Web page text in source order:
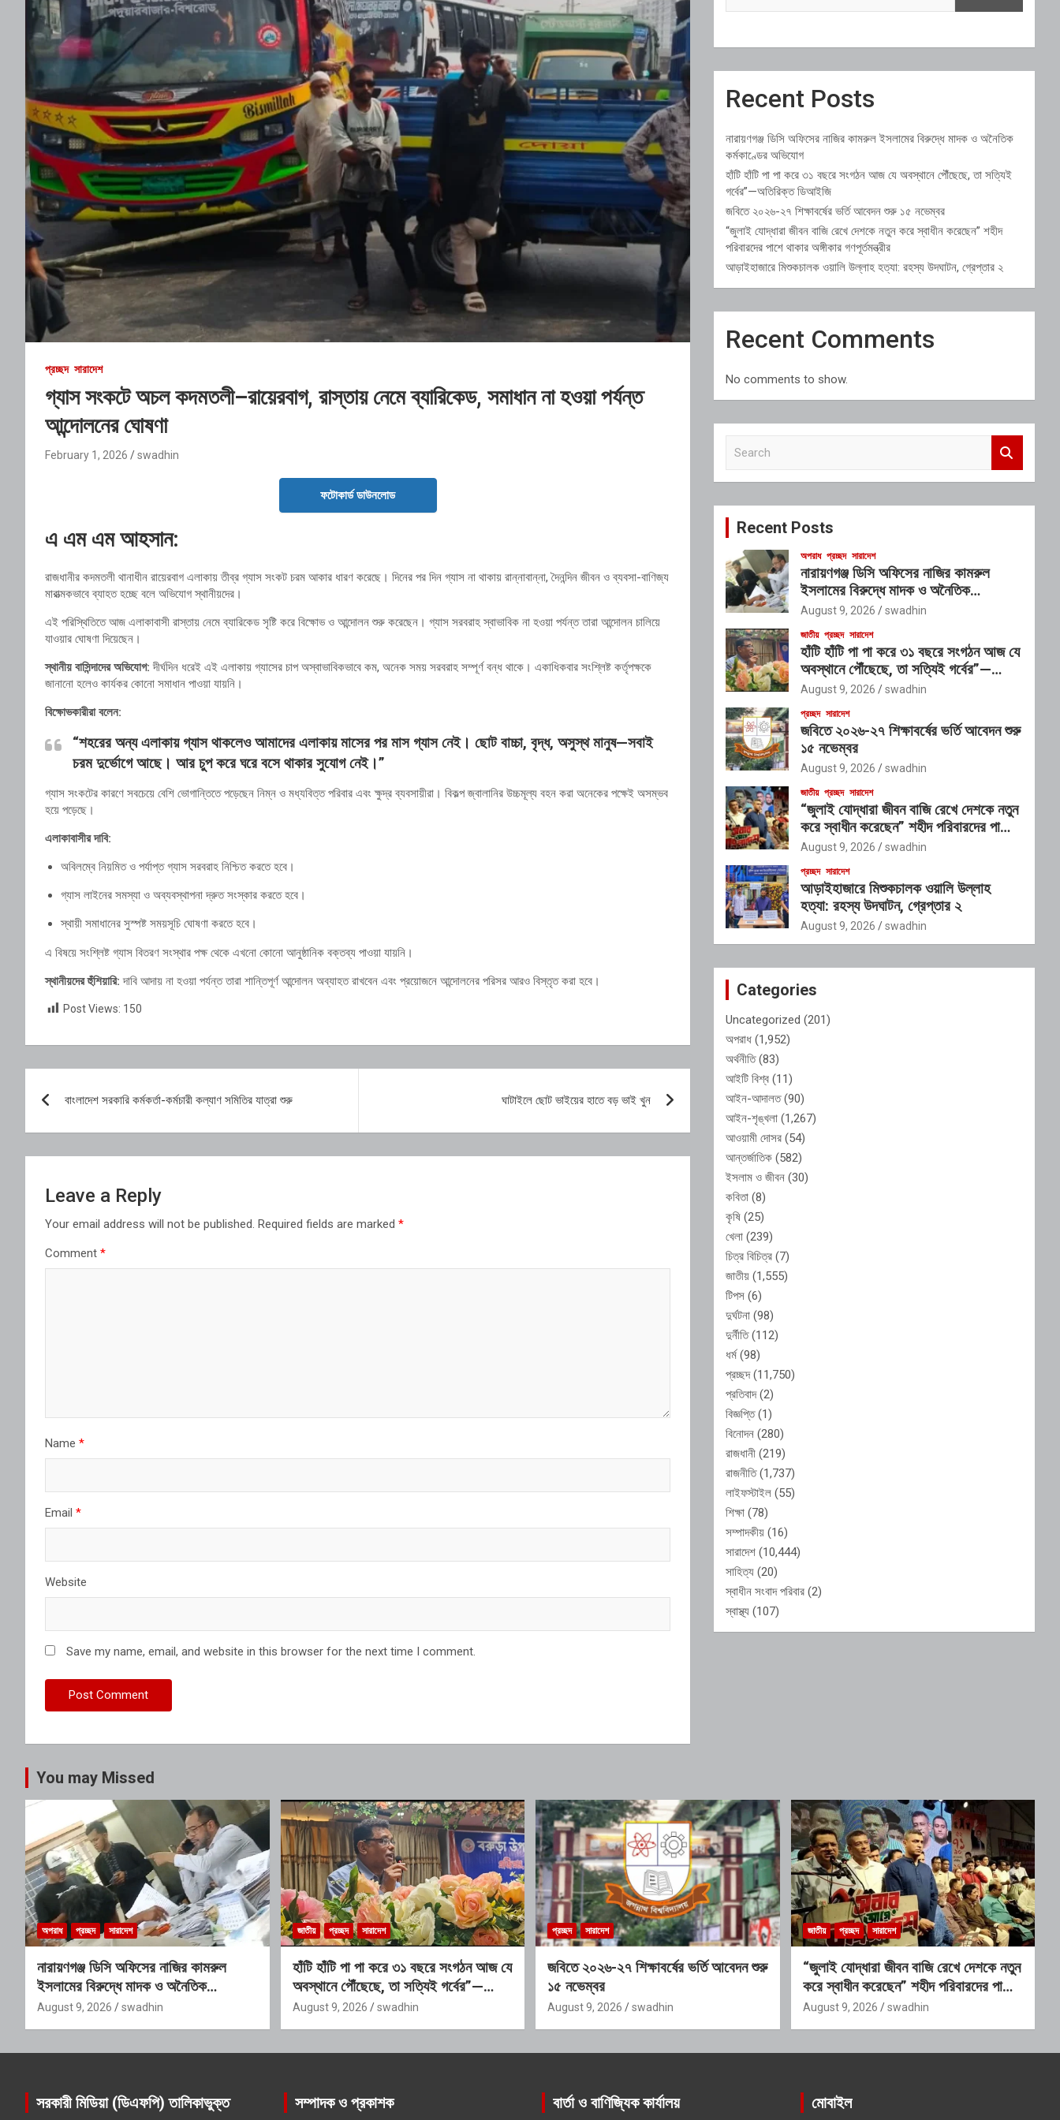
প্রচ্ছদ সারাদেশ
গ্যাস সংকটে অচল কদমতলী–রায়েরবাগ, রাস্তায় নেমে ব্যারিকেড, সমাধান না হওয়া পর্যন্ত
আন্দোলনের ঘোষণা
February 1, 2026 swadhin
ফটোকার্ড ডাউনলোড
এ এম এম আহসান:
রাজধানীর কদমতলী থানাধীন রায়েরবাগ এলাকায় তীব্র গ্যাস সংকট চরম আকার ধারণ করেছে। দিনের পর দিন গ্যাস না থাকায় রান্নাবান্না, দৈনন্দিন জীবন ও ব্যবসা-বাণিজ্য
মারাত্মকভাবে ব্যাহত হচ্ছে বলে অভিযোগ স্থানীয়দের।
এই পরিস্থিতিতে আজ এলাকাবাসী রাস্তায় নেমে ব্যারিকেড সৃষ্টি করে বিক্ষোভ ও আন্দোলন শুরু করেছেন। গ্যাস সরবরাহ স্বাভাবিক না হওয়া পর্যন্ত তারা আন্দোলন চালিয়ে
যাওয়ার ঘোষণা দিয়েছেন।
স্থানীয় বাসিন্দাদের অভিযোগ: দীর্ঘদিন ধরেই এই এলাকায় গ্যাসের চাপ অস্বাভাবিকভাবে কম, অনেক সময় সরবরাহ সম্পূর্ণ বন্ধ থাকে। একাধিকবার সংশ্লিষ্ট কর্তৃপক্ষকে
জানানো হলেও কার্যকর কোনো সমাধান পাওয়া যায়নি।
বিক্ষোভকারীরা বলেন:
“শহরের অন্য এলাকায় গ্যাস থাকলেও আমাদের এলাকায় মাসের পর মাস গ্যাস নেই। ছোট বাচ্চা, বৃদ্ধ, অসুস্থ মানুষ—সবাই
চরম দুর্ভোগে আছে। আর চুপ করে ঘরে বসে থাকার সুযোগ নেই।”
গ্যাস সংকটের কারণে সবচেয়ে বেশি ভোগান্তিতে পড়েছেন নিম্ন ও মধ্যবিত্ত পরিবার এবং ক্ষুদ্র ব্যবসায়ীরা। বিকল্প জ্বালানির উচ্চমূল্য বহন করা অনেকের পক্ষেই অসম্ভব
হয়ে পড়েছে।
এলাকাবাসীর দাবি:
অবিলম্বে নিয়মিত ও পর্যাপ্ত গ্যাস সরবরাহ নিশ্চিত করতে হবে।
গ্যাস লাইনের সমস্যা ও অব্যবস্থাপনা দ্রুত সংস্কার করতে হবে।
স্থায়ী সমাধানের সুস্পষ্ট সময়সূচি ঘোষণা করতে হবে।
এ বিষয়ে সংশ্লিষ্ট গ্যাস বিতরণ সংস্থার পক্ষ থেকে এখনো কোনো আনুষ্ঠানিক বক্তব্য পাওয়া যায়নি।
স্থানীয়দের হুঁশিয়ারি: দাবি আদায় না হওয়া পর্যন্ত তারা শান্তিপূর্ণ আন্দোলন অব্যাহত রাখবেন এবং প্রয়োজনে আন্দোলনের পরিসর আরও বিস্তৃত করা হবে।
Post Views: 150
navigation
বাংলাদেশ সরকারি কর্মকর্তা-কর্মচারী কল্যাণ সমিতির যাত্রা শুরু ঘাটাইলে ছোট ভাইয়ের হাতে বড় ভাই খুন
Leave a Reply
Your email address will not be published. Required fields are marked *
Comment *
Name *
Email *
Website
Save my name, email, and website in this browser for the next time I comment.
Recent Posts
নারায়ণগঞ্জ ডিসি অফিসের নাজির কামরুল ইসলামের বিরুদ্ধে মাদক ও অনৈতিক
কর্মকাণ্ডের অভিযোগ
হাঁটি হাঁটি পা পা করে ৩১ বছরে সংগঠন আজ যে অবস্থানে পৌঁছেছে, তা সত্যিই
গর্বের”—অতিরিক্ত ডিআইজি
জবিতে ২০২৬-২৭ শিক্ষাবর্ষের ভর্তি আবেদন শুরু ১৫ নভেম্বর
“জুলাই যোদ্ধারা জীবন বাজি রেখে দেশকে নতুন করে স্বাধীন করেছেন” শহীদ
পরিবারদের পাশে থাকার অঙ্গীকার গণপূর্তমন্ত্রীর
আড়াইহাজারে মিশুকচালক ওয়ালি উল্লাহ হত্যা: রহস্য উদঘাটন, গ্রেপ্তার ২
Recent Comments
No comments to show.
c
Recent Posts
অপরাধ প্রচ্ছদ সারাদেশ
নারায়ণগঞ্জ ডিসি অফিসের নাজির কামরুল
ইসলামের বিরুদ্ধে মাদক ও অনৈতিক
কর্মকাণ্ডের অভিযোগ
August 9, 2026 swadhin
জাতীয় প্রচ্ছদ সারাদেশ
হাঁটি হাঁটি পা পা করে ৩১ বছরে সংগঠন আজ যে
অবস্থানে পৌঁছেছে, তা সত্যিই গর্বের”—
অতিরিক্ত ডিআইজি
August 9, 2026 swadhin
প্রচ্ছদ সারাদেশ
জবিতে ২০২৬-২৭ শিক্ষাবর্ষের ভর্তি আবেদন শুরু
১৫ নভেম্বর
August 9, 2026 swadhin
জাতীয় প্রচ্ছদ সারাদেশ
“জুলাই যোদ্ধারা জীবন বাজি রেখে দেশকে নতুন
করে স্বাধীন করেছেন” শহীদ পরিবারদের পাশে
থাকার অঙ্গীকার গণপূর্তমন্ত্রীর
August 9, 2026 swadhin
প্রচ্ছদ সারাদেশ
আড়াইহাজারে মিশুকচালক ওয়ালি উল্লাহ
হত্যা: রহস্য উদঘাটন, গ্রেপ্তার ২
August 9, 2026 swadhin
Categories
Uncategorized (201)
অপরাধ (1,952)
অর্থনীতি(83)
আইটি বিশ্ব (11)
আইন-আদালত(90)
আইন-শৃঙ্খলা (1,267)
আওয়ামী দোসর (54)
আন্তর্জাতিক (582)
ইসলাম ও জীবন (30)
কবিতা (8)
কৃষি (25)
খেলা (239)
চিত্র বিচিত্র (7)
জাতীয় (1,555)
টিপস (6)
দুর্ঘটনা (98)
দুর্নীতি(112)
ধর্ম(98)
প্রচ্ছদ(11,750)
প্রতিবাদ(2)
বিজ্ঞপ্তি(1)
বিনোদন (280)
রাজধানী (219)
রাজনীতি(1,737)
লাইফস্টাইল (55)
শিক্ষা (78)
সম্পাদকীয় (16)
সারাদেশ (10,444)
সাহিত্য (20)
স্বাধীন সংবাদ পরিবার (2)
স্বাস্থ্য (107)
You may Missed
অপরাধ প্রচ্ছদ সারাদেশ
নারায়ণগঞ্জ ডিসি অফিসের নাজির কামরুল
ইসলামের বিরুদ্ধে মাদক ও অনৈতিক
কর্মকাণ্ডের অভিযোগ
August 9, 2026 swadhin
জাতীয় প্রচ্ছদ সারাদেশ
হাঁটি হাঁটি পা পা করে ৩১ বছরে সংগঠন আজ যে
অবস্থানে পৌঁছেছে, তা সত্যিই গর্বের”—
অতিরিক্ত ডিআইজি
August 9, 2026 swadhin
প্রচ্ছদ সারাদেশ
জবিতে ২০২৬-২৭ শিক্ষাবর্ষের ভর্তি আবেদন শুরু
১৫ নভেম্বর
August 9, 2026 swadhin
জাতীয় প্রচ্ছদ সারাদেশ
“জুলাই যোদ্ধারা জীবন বাজি রেখে দেশকে নতুন
করে স্বাধীন করেছেন” শহীদ পরিবারদের পাশে
থাকার অঙ্গীকার গণপূর্তমন্ত্রীর
August 9, 2026 swadhin
সরকারী মিডিয়া (ডিএফপি) তালিকাভুক্ত সম্পাদক ও প্রকাশক বার্তা ও বাণিজ্যিক কার্যালয় মোবাইল